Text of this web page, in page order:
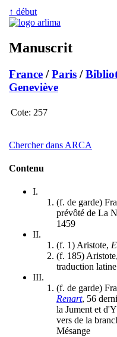
↑ début
Manuscrit
France /Paris /
Geneviève
Cote: 257
Chercher dans ARCA
Contenu
I.
(f. de garde)
prévôté de La
1459
II.
(f. 1) Aristote,
(f. 185) Aristote,
traduction latine
III.
(f. de garde)
Renart, 56
la Jument et
vers de la
Mésange